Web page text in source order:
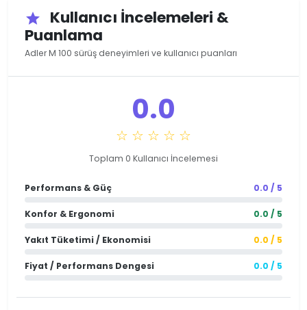
star
Kullanıcı İncelemeleri &
Puanlama
Adler M 100 sürüş deneyimleri ve kullanıcı puanları
0.0
☆ ☆ ☆ ☆ ☆
Toplam 0 Kullanıcı İncelemesi
Performans & Güç 0.0 / 5
Konfor & Ergonomi 0.0 / 5
Yakıt Tüketimi / Ekonomisi 0.0 / 5
Fiyat / Performans Dengesi 0.0 / 5